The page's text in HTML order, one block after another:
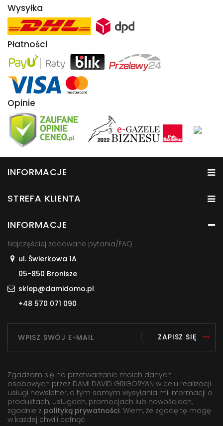
Wysyłka
Płatności
Opinie
INFORMACJE
STREFA KLIENTA
INFORMACJE
Najczęściej zadawane pytania/FAQ
ul. Świerkowa 1A
05-850 Bronisze
sklep@damidomo.pl
+48 570 071 090
ZAPISZ SIĘ
Zgadzam się na przetwarzanie moich danych
osobowych przez DAMI DAVID GRIGORYAN w celu realizacji
usługi newsletter, a tym samym wysyłania mi informacji o
produktach, usługach, promocjach lub nowościach,
zgodnie z polityką prywatności. Wiem, że zgodę tę mogę
w każdej chwili cofnąć.